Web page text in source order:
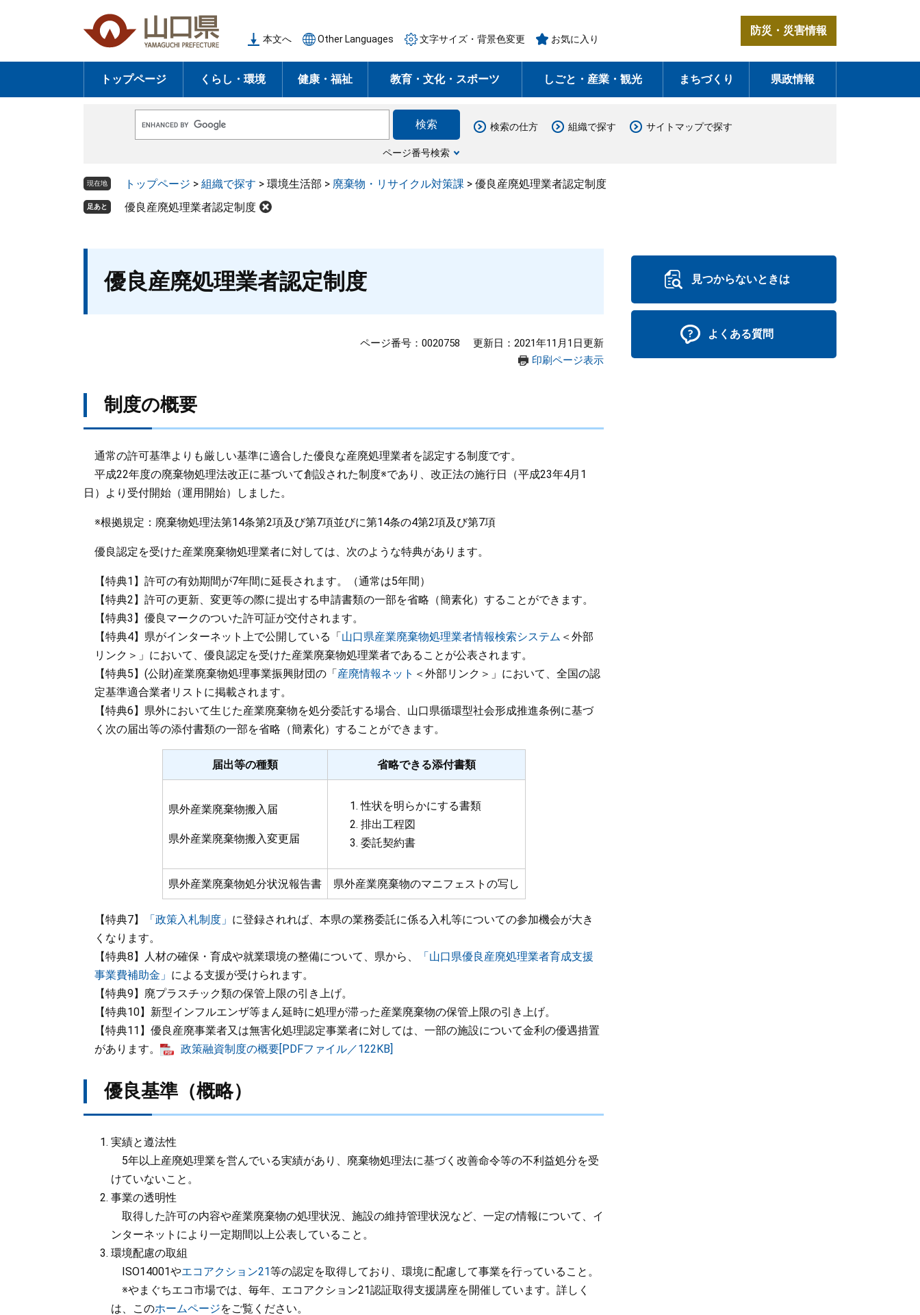
の
頭
ー
飛
本文へ Other Languages 文字サイズ・背景色変更 お気に入り
防災・災害情報
トップページ くらし・環境 健康・福祉 教育・文化・スポーツ しごと・産業・観光 まちづくり 県政情報
o
e
ス
ページ番号検索
検索の仕方 組織で探す サイトマップで探す
現在地 トップページ > 組織で探す > 環境生活部 > 廃棄物・リサイクル対策課 > 優良産廃処理業者認定制度
足あと 優良産廃処理業者認定制度
優良産廃処理業者認定制度
ページ番号：0020758
更新日：2021年11月1日更新
印刷ページ表示
制度の概要
通常の許可基準よりも厳しい基準に適合した優良な産廃処理業者を認定する制度です。
平成22年度の廃棄物処理法改正に基づいて創設された制度※であり、改正法の施行日（平成23年4月1
日）より受付開始（運用開始）しました。
※根拠規定：廃棄物処理法第14条第2項及び第7項並びに第14条の4第2項及び第7項
優良認定を受けた産業廃棄物処理業者に対しては、次のような特典があります。
【特典1】許可の有効期間が7年間に延長されます。（通常は5年間）
【特典2】許可の更新、変更等の際に提出する申請書類の一部を省略（簡素化）することができます。
【特典3】優良マークのついた許可証が交付されます。
【特典4】県がインターネット上で公開している「山口県産業廃棄物処理業者情報検索システム ＜外部
リンク＞ 」において、優良認定を受けた産業廃棄物処理業者であることが公表されます。
【特典5】(公財)産業廃棄物処理事業振興財団の「産廃情報ネット ＜外部リンク＞ 」において、全国の認
定基準適合業者リストに掲載されます。
【特典6】県外において生じた産業廃棄物を処分委託する場合、山口県循環型社会形成推進条例に基づ
く次の届出等の添付書類の一部を省略（簡素化）することができます。
届出等の種類 省略できる添付書類
県外産業廃棄物搬入届
県外産業廃棄物搬入変更届
性状を明らかにする書類
排出工程図
委託契約書
県外産業廃棄物処分状況報告書 県外産業廃棄物のマニフェストの写し
【特典7】 「政策入札制度」 に登録されれば、本県の業務委託に係る入札等についての参加機会が大き
くなります。
【特典8】人材の確保・育成や就業環境の整備について、県から、
「山口県優良産廃処理業者育成支援
事業費補助金」 による支援が受けられます。
【特典9】廃プラスチック類の保管上限の引き上げ。
【特典10】新型インフルエンザ等まん延時に処理が滞った産業廃棄物の保管上限の引き上げ。
【特典11】優良産廃事業者又は無害化処理認定事業者に対しては、一部の施設について金利の優遇措置
があります。
政策融資制度の概要[PDFファイル／122KB]
優良基準（概略）
実績と遵法性
5年以上産廃処理業を営んでいる実績があり、廃棄物処理法に基づく改善命令等の不利益処分を受
けていないこと。
事業の透明性
取得した許可の内容や産業廃棄物の処理状況、施設の維持管理状況など、一定の情報について、イ
ンターネットにより一定期間以上公表していること。
環境配慮の取組
ISO14001やエコアクション21等の認定を取得しており、環境に配慮して事業を行っていること。
※やまぐちエコ市場では、毎年、エコアクション21認証取得支援講座を開催しています。詳しく
は、このホームページをご覧ください。
見つからないときは
よくある質問